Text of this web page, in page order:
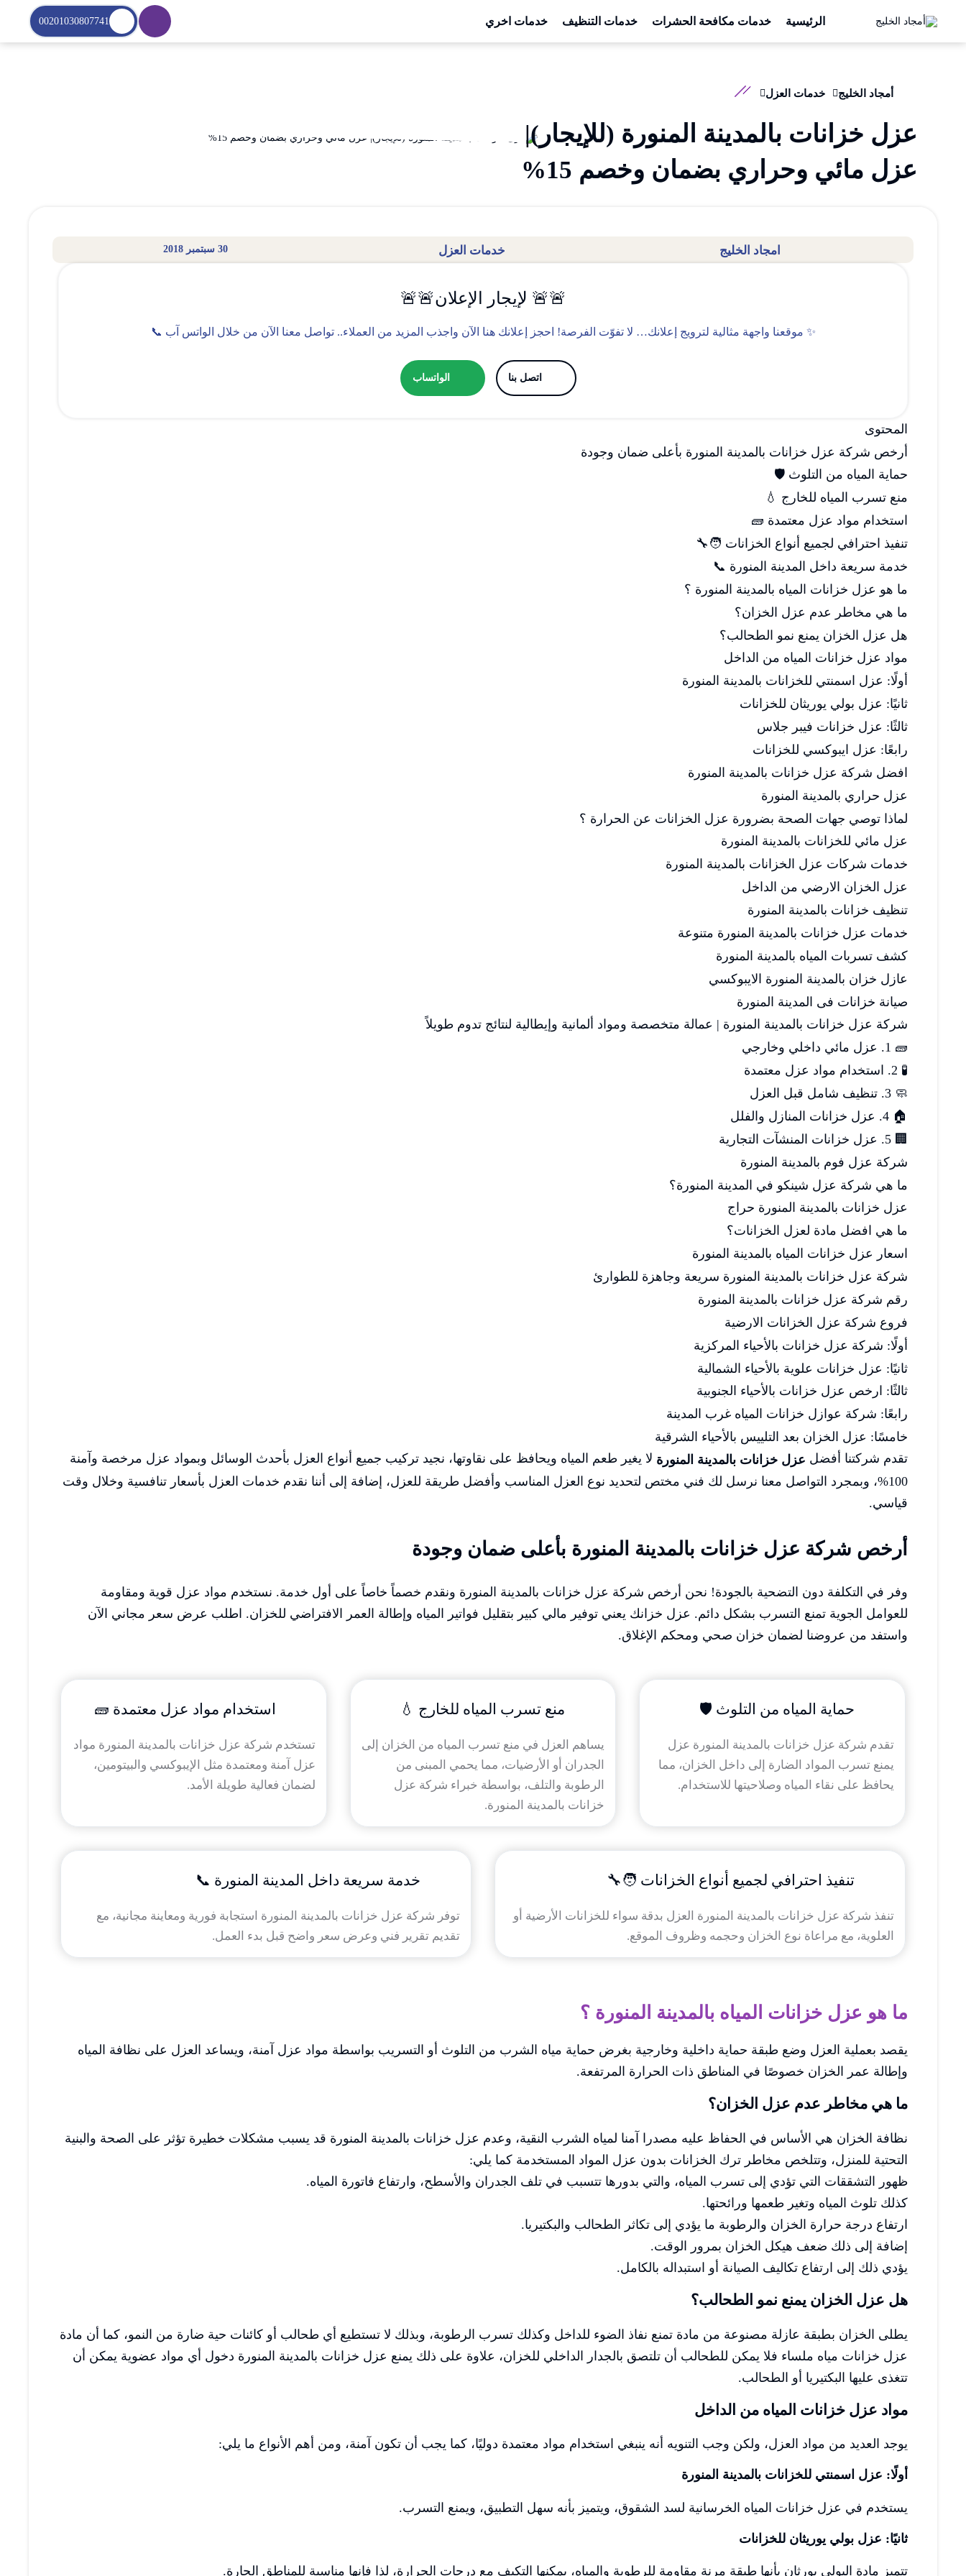
الرئيسية خدمات مكافحة الحشرات خدمات التنظيف خدمات اخري 00201030807741
أمجاد الخليج خدمات العزل
عزل خزانات بالمدينة المنورة (للإيجار)|
عزل مائي وحراري بضمان وخصم 15%
امجاد الخليج خدمات العزل 30 سبتمبر 2018
🚨🚨 لإيجار الإعلان🚨🚨
✨ موقعنا واجهة مثالية لترويج إعلانك… لا تفوّت الفرصة! احجز إعلانك هنا الآن واجذب المزيد من العملاء.. تواصل معنا الآن من خلال الواتس آب 📞
اتصل بنا الواتساب
المحتوى
أرخص شركة عزل خزانات بالمدينة المنورة بأعلى ضمان وجودة
حماية المياه من التلوث 🛡️
منع تسرب المياه للخارج 💧
استخدام مواد عزل معتمدة 🧱
تنفيذ احترافي لجميع أنواع الخزانات 🧑‍🔧
خدمة سريعة داخل المدينة المنورة 📞
ما هو عزل خزانات المياه بالمدينة المنورة ؟
ما هي مخاطر عدم عزل الخزان؟
هل عزل الخزان يمنع نمو الطحالب؟
مواد عزل خزانات المياه من الداخل
أولًا: عزل اسمنتي للخزانات بالمدينة المنورة
ثانيًا: عزل بولي يوريثان للخزانات
ثالثًا: عزل خزانات فيبر جلاس
رابعًا: عزل ايبوكسي للخزانات
افضل شركة عزل خزانات بالمدينة المنورة
عزل حراري بالمدينة المنورة
لماذا توصي جهات الصحة بضرورة عزل الخزانات عن الحرارة ؟
عزل مائي للخزانات بالمدينة المنورة
خدمات شركات عزل الخزانات بالمدينة المنورة
عزل الخزان الارضي من الداخل
تنظيف خزانات بالمدينة المنورة
خدمات عزل خزانات بالمدينة المنورة متنوعة
كشف تسربات المياه بالمدينة المنورة
عازل خزان بالمدينة المنورة الايبوكسي
صيانة خزانات فى المدينة المنورة
شركة عزل خزانات بالمدينة المنورة | عمالة متخصصة ومواد ألمانية وإيطالية لنتائج تدوم طويلاً
🧱 1. عزل مائي داخلي وخارجي
🧪 2. استخدام مواد عزل معتمدة
🧼 3. تنظيف شامل قبل العزل
🏠 4. عزل خزانات المنازل والفلل
🏢 5. عزل خزانات المنشآت التجارية
شركة عزل فوم بالمدينة المنورة
ما هي شركة عزل شينكو في المدينة المنورة؟
عزل خزانات بالمدينة المنورة حراج
ما هي افضل مادة لعزل الخزانات؟
اسعار عزل خزانات المياه بالمدينة المنورة
شركة عزل خزانات بالمدينة المنورة سريعة وجاهزة للطوارئ
رقم شركة عزل خزانات بالمدينة المنورة
فروع شركة عزل الخزانات الارضية
أولًا: شركة عزل خزانات بالأحياء المركزية
ثانيًا: عزل خزانات علوية بالأحياء الشمالية
ثالثًا: ارخص عزل خزانات بالأحياء الجنوبية
رابعًا: شركة عوازل خزانات المياه غرب المدينة
خامسًا: عزل الخزان بعد التلييس بالأحياء الشرقية
تقدم شركتنا أفضل عزل خزانات بالمدينة المنورة لا يغير طعم المياه ويحافظ على نقاوتها، نجيد تركيب جميع أنواع العزل بأحدث الوسائل وبمواد عزل مرخصة وآمنة
100%، وبمجرد التواصل معنا نرسل لك فني مختص لتحديد نوع العزل المناسب وأفضل طريقة للعزل، إضافة إلى أننا نقدم خدمات العزل بأسعار تنافسية وخلال وقت
قياسي.
أرخص شركة عزل خزانات بالمدينة المنورة بأعلى ضمان وجودة
وفر في التكلفة دون التضحية بالجودة! نحن أرخص شركة عزل خزانات بالمدينة المنورة ونقدم خصماً خاصاً على أول خدمة. نستخدم مواد عزل قوية ومقاومة
للعوامل الجوية تمنع التسرب بشكل دائم. عزل خزانك يعني توفير مالي كبير بتقليل فواتير المياه وإطالة العمر الافتراضي للخزان. اطلب عرض سعر مجاني الآن
واستفد من عروضنا لضمان خزان صحي ومحكم الإغلاق.
حماية المياه من التلوث 🛡️
تقدم شركة عزل خزانات بالمدينة المنورة عزل
يمنع تسرب المواد الضارة إلى داخل الخزان، مما
يحافظ على نقاء المياه وصلاحيتها للاستخدام.
منع تسرب المياه للخارج 💧
يساهم العزل في منع تسرب المياه من الخزان إلى
الجدران أو الأرضيات، مما يحمي المبنى من
الرطوبة والتلف، بواسطة خبراء شركة عزل
خزانات بالمدينة المنورة.
استخدام مواد عزل معتمدة 🧱
تستخدم شركة عزل خزانات بالمدينة المنورة مواد
عزل آمنة ومعتمدة مثل الإيبوكسي والبيتومين،
لضمان فعالية طويلة الأمد.
تنفيذ احترافي لجميع أنواع الخزانات 🧑‍🔧
تنفذ شركة عزل خزانات بالمدينة المنورة العزل بدقة سواء للخزانات الأرضية أو
العلوية، مع مراعاة نوع الخزان وحجمه وظروف الموقع.
خدمة سريعة داخل المدينة المنورة 📞
توفر شركة عزل خزانات بالمدينة المنورة استجابة فورية ومعاينة مجانية، مع
تقديم تقرير فني وعرض سعر واضح قبل بدء العمل.
ما هو عزل خزانات المياه بالمدينة المنورة ؟
يقصد بعملية العزل وضع طبقة حماية داخلية وخارجية بغرض حماية مياه الشرب من التلوث أو التسريب بواسطة مواد عزل آمنة، ويساعد العزل على نظافة المياه
وإطالة عمر الخزان خصوصًا في المناطق ذات الحرارة المرتفعة.
ما هي مخاطر عدم عزل الخزان؟
نظافة الخزان هي الأساس في الحفاظ عليه مصدرا آمنا لمياه الشرب النقية، وعدم عزل خزانات بالمدينة المنورة قد يسبب مشكلات خطيرة تؤثر على الصحة والبنية
التحتية للمنزل، وتتلخص مخاطر ترك الخزانات بدون عزل المواد المستخدمة كما يلي:
ظهور التشققات التي تؤدي إلى تسرب المياه، والتي بدورها تتسبب في تلف الجدران والأسطح، وارتفاع فاتورة المياه.
كذلك تلوث المياه وتغير طعمها ورائحتها.
ارتفاع درجة حرارة الخزان والرطوبة ما يؤدي إلى تكاثر الطحالب والبكتيريا.
إضافة إلى ذلك ضعف هيكل الخزان بمرور الوقت.
يؤدي ذلك إلى ارتفاع تكاليف الصيانة أو استبداله بالكامل.
هل عزل الخزان يمنع نمو الطحالب؟
يطلى الخزان بطبقة عازلة مصنوعة من مادة تمنع نفاذ الضوء للداخل وكذلك تسرب الرطوبة، وبذلك لا تستطيع أي طحالب أو كائنات حية ضارة من النمو، كما أن مادة
عزل خزانات مياه ملساء فلا يمكن للطحالب أن تلتصق بالجدار الداخلي للخزان، علاوة على ذلك يمنع عزل خزانات بالمدينة المنورة دخول أي مواد عضوية يمكن أن
تتغذى عليها البكتيريا أو الطحالب.
مواد عزل خزانات المياه من الداخل
يوجد العديد من مواد العزل، ولكن وجب التنويه أنه ينبغي استخدام مواد معتمدة دوليًا، كما يجب أن تكون آمنة، ومن أهم الأنواع ما يلي:
أولًا: عزل اسمنتي للخزانات بالمدينة المنورة
يستخدم في عزل خزانات المياه الخرسانية لسد الشقوق، ويتميز بأنه سهل التطبيق، ويمنع التسرب.
ثانيًا: عزل بولي يوريثان للخزانات
تتميز مادة البولي يورثان بأنها طبقة مرنة مقاومة للرطوبة والمياه، يمكنها التكيف مع درجات الحرارة، لذا فإنها مناسبة للمناطق الحارة.